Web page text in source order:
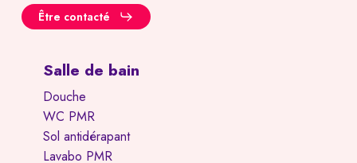
Être contacté
Salle de bain
Douche
WC PMR
Sol antidérapant
Lavabo PMR